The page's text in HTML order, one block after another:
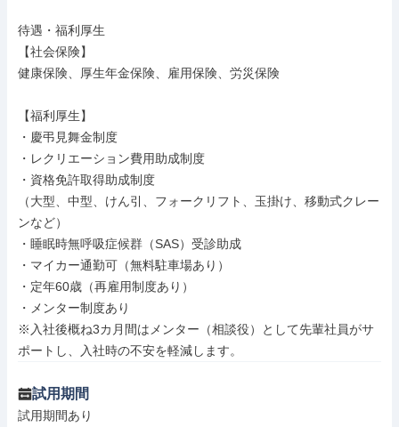
待遇・福利厚生
【社会保険】
健康保険、厚生年金保険、雇用保険、労災保険
【福利厚生】
・慶弔見舞金制度
・レクリエーション費用助成制度
・資格免許取得助成制度
（大型、中型、けん引、フォークリフト、玉掛け、移動式クレー
ンなど）
・睡眠時無呼吸症候群（SAS）受診助成
・マイカー通勤可（無料駐車場あり）
・定年60歳（再雇用制度あり）
・メンター制度あり
※入社後概ね3カ月間はメンター（相談役）として先輩社員がサ
ポートし、入社時の不安を軽減します。
試用期間
試用期間あり